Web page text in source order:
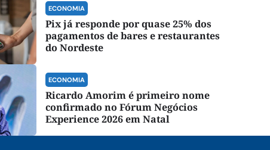
ECONOMIA
Pix já responde por quase 25% dos
pagamentos de bares e restaurantes
do Nordeste
ECONOMIA
Ricardo Amorim é primeiro nome
confirmado no Fórum Negócios
Experience 2026 em Natal